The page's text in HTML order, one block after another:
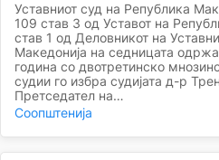
Уставниот суд на Република
109 став 3 од Уставот на
став 1 од Деловникот на
Македонија на седницата
година со двотретинско
судии го избра судијата д-р
Претседател на…
Соопштенија